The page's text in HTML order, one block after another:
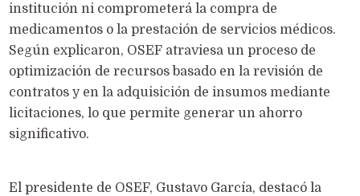
institución ni comprometerá la compra de
medicamentos o la prestación de servicios médicos.
Según explicaron, OSEF atraviesa un proceso de
optimización de recursos basado en la revisión de
contratos y en la adquisición de insumos mediante
licitaciones, lo que permite generar un ahorro
significativo.
El presidente de OSEF, Gustavo García, destacó la